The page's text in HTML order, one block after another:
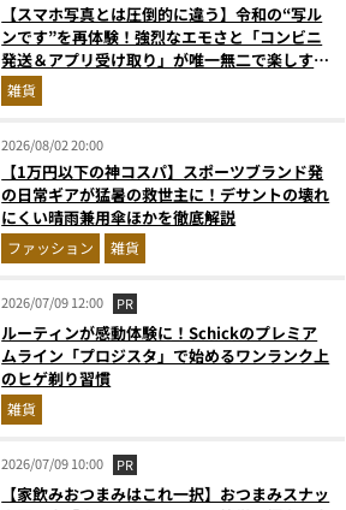
【スマホ写真とは圧倒的に違う】令和の“写ル
ンです”を再体験！強烈なエモさと「コンビニ
発送＆アプリ受け取り」が唯一無二で楽しすぎ
た雑貨
2026/08/02 20:00
【1万円以下の神コスパ】スポーツブランド発
の日常ギアが猛暑の救世主に！デサントの壊れ
にくい晴雨兼用傘ほかを徹底解説
ファッション 雑貨
2026/07/09 12:00 PR
ルーティンが感動体験に！Schickのプレミア
ムライン「プロジスタ」で始めるワンランク上
のヒゲ剃り習慣
雑貨
2026/07/09 10:00 PR
【家飲みおつまみはこれ一択】おつまみスナッ